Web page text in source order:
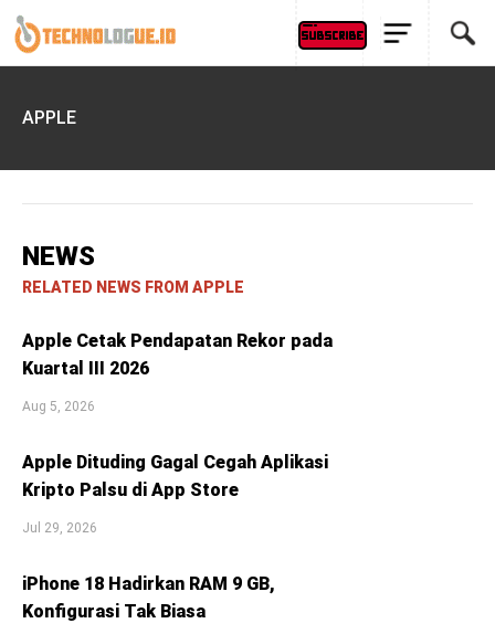
APPLE
NEWS
RELATED NEWS FROM APPLE
Apple Cetak Pendapatan Rekor pada
Kuartal III 2026
Aug 5, 2026
Apple Dituding Gagal Cegah Aplikasi
Kripto Palsu di App Store
Jul 29, 2026
iPhone 18 Hadirkan RAM 9 GB,
Konfigurasi Tak Biasa